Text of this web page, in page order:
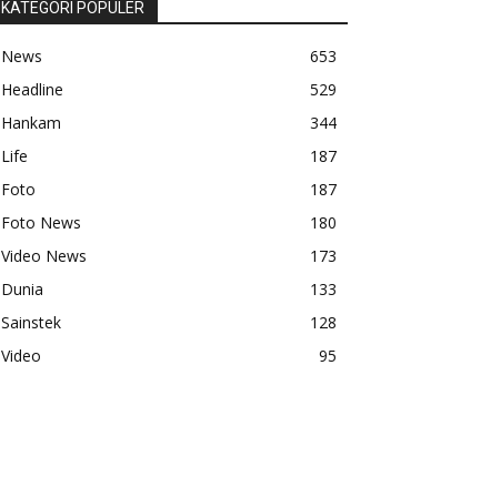
KATEGORI POPULER
News
653
Headline
529
Hankam
344
Life
187
Foto
187
Foto News
180
Video News
173
Dunia
133
Sainstek
128
Video
95